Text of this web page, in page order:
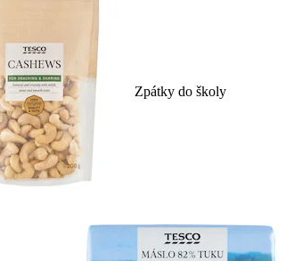
Zpátky do školy